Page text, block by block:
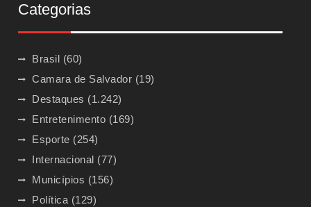
Categorias
Brasil (60)
Camara de Salvador (19)
Destaques (1.242)
Entretenimento (169)
Esporte (254)
Internacional (77)
Municípios (156)
Política(129)